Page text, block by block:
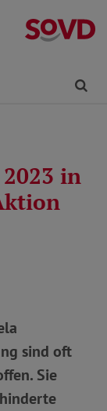
in
sind oft
Sie